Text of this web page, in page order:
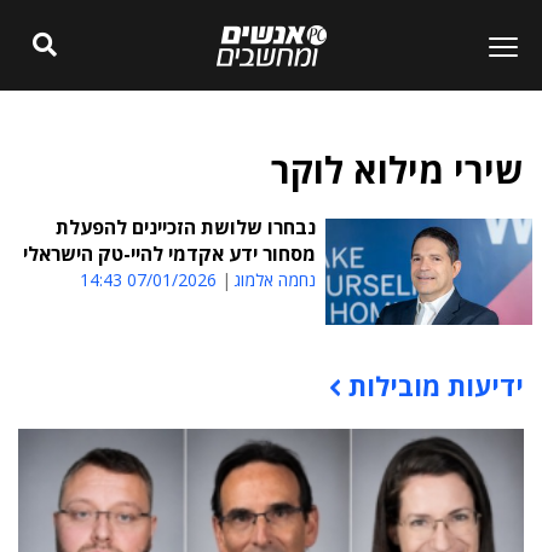
שירי מילוא לוקר
נבחרו שלושת הזכיינים להפעלת
מסחור ידע אקדמי להיי-טק הישראלי
נחמה אלמוג 07/01/2026 14:43
תוכן פרסומי
ידיעות מובילות